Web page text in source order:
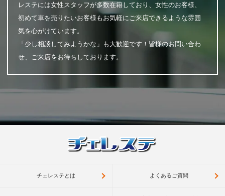
レステには女性スタッフが多数在籍しており、女性のお客様、
初めて車を売りたいお客様もお気軽にご来店できるような雰囲
気を心がけています。
「少し相談してみようかな」も大歓迎です！皆様のお問い合わ
せ、ご来店をお待ちしております。
チェレステとは よくあるご質問